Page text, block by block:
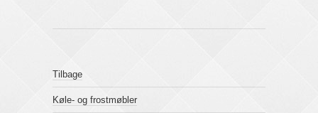
Tilbage
Køle- og frostmøbler